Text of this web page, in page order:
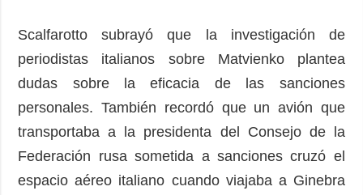
Scalfarotto subrayó que la investigación de
periodistas italianos sobre Matvienko plantea
dudas sobre la eficacia de las sanciones
personales. También recordó que un avión que
transportaba a la presidenta del Consejo de la
Federación rusa sometida a sanciones cruzó el
espacio aéreo italiano cuando viajaba a Ginebra